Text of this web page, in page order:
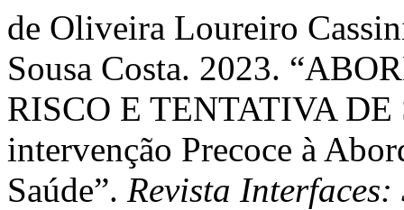
de Oliveira Loureiro
Sousa Costa. 2023.
RISCO E TENTATIVA
intervenção Precoce à
Saúde”. Revista Interfaces: